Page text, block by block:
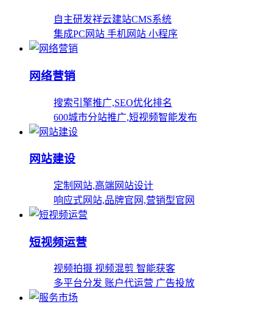
自主研发祥云建站CMS系统
集成PC网站 手机网站 小程序
网络营销
搜索引擎推广,SEO优化排名
600城市分站推广,短视频智能发布
网站建设
定制网站,高端网站设计
响应式网站,品牌官网,营销型官网
短视频运营
视频拍摄 视频混剪 智能获客
多平台分发 账户代运营 广告投放